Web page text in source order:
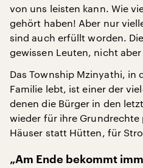
von uns leisten kann. Wie
gehört haben! Aber nur
sind auch erfüllt worden.
gewissen Leuten, nicht aber
Das Township Mzinyathi, in
Familie lebt, ist einer der
denen die Bürger in den
wieder für ihre
Häuser statt Hütten, für
„Am Ende bekommt